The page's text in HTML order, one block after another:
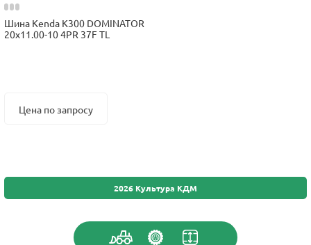
Шина Kenda K300 DOMINATOR
20x11.00-10 4PR 37F TL
Цена по запросу
2026 Культура КДМ